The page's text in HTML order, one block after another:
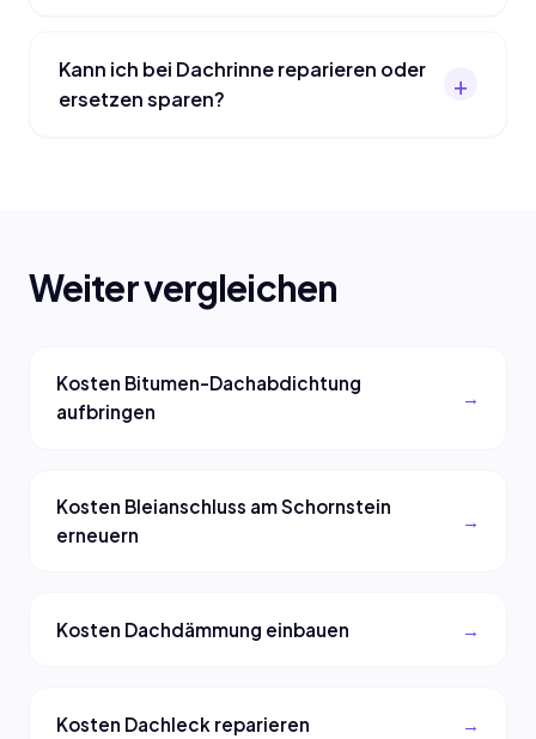
Kann ich bei Dachrinne reparieren oder
ersetzen sparen?
Weiter vergleichen
Kosten Bitumen-Dachabdichtung
aufbringen
Kosten Bleianschluss am Schornstein
erneuern
Kosten Dachdämmung einbauen
Kosten Dachleck reparieren